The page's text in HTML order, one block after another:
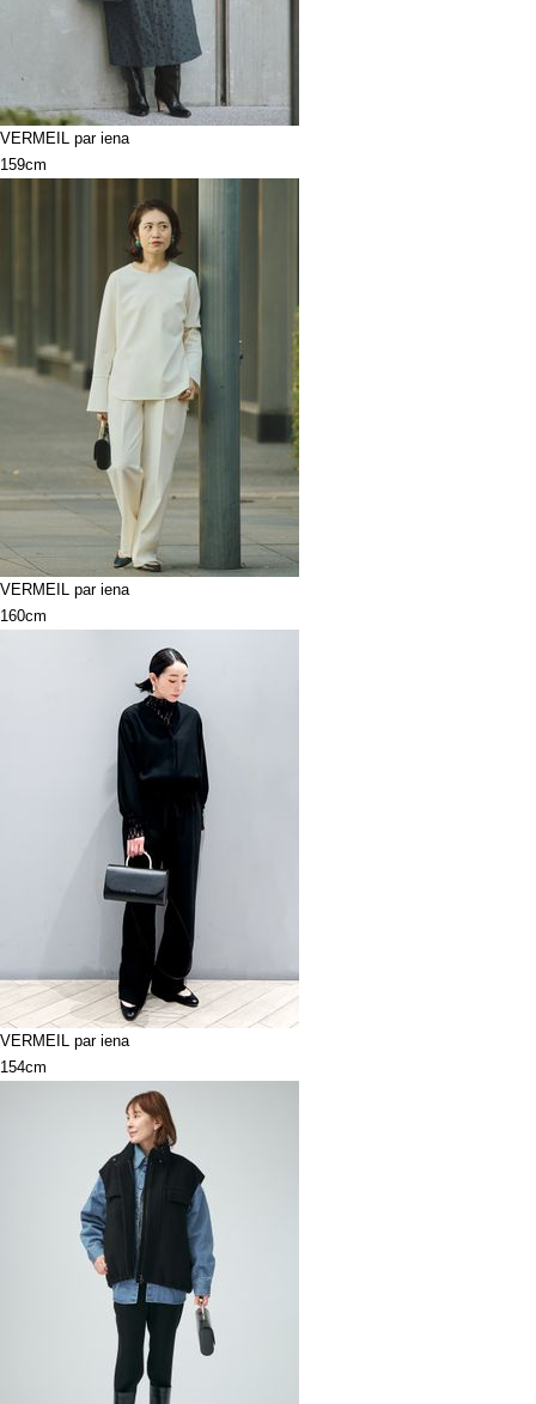
VERMEIL par iena
159cm
VERMEIL par iena
160cm
VERMEIL par iena
154cm